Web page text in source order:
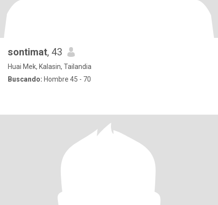
sontimat, 43
Huai Mek, Kalasin, Tailandia
Buscando: Hombre 45 - 70